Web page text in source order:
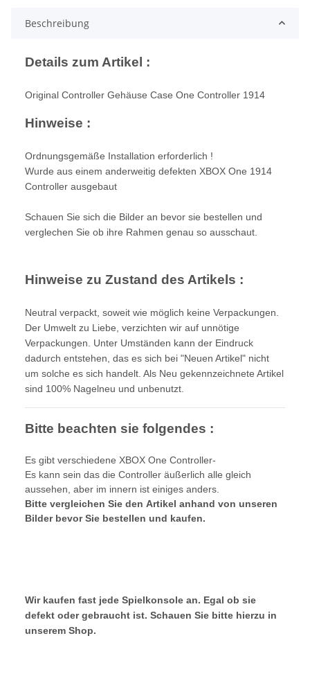
Beschreibung
Details zum Artikel :
Original Controller Gehäuse Case One Controller 1914
Hinweise :
Ordnungsgemäße Installation erforderlich !
Wurde aus einem anderweitig defekten XBOX One 1914
Controller ausgebaut
Schauen Sie sich die Bilder an bevor sie bestellen und
verglechen Sie ob ihre Rahmen genau so ausschaut.
Hinweise zu Zustand des Artikels :
Neutral verpackt, soweit wie möglich keine Verpackungen.
Der Umwelt zu Liebe, verzichten wir auf unnötige
Verpackungen. Unter Umständen kann der Eindruck
dadurch entstehen, das es sich bei "Neuen Artikel" nicht
um solche es sich handelt. Als Neu gekennzeichnete Artikel
sind 100% Nagelneu und unbenutzt.
Bitte beachten sie folgendes :
Es gibt verschiedene XBOX One Controller-
Es kann sein das die Controller äußerlich alle gleich
aussehen, aber im innern ist einiges anders.
Bitte vergleichen Sie den Artikel anhand von unseren
Bilder bevor Sie bestellen und kaufen.
Wir kaufen fast jede Spielkonsole an. Egal ob sie
defekt oder gebraucht ist. Schauen Sie bitte hierzu in
unserem Shop.